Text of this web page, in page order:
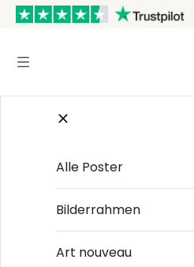
Alle Poster
Bilderrahmen
Art nouveau